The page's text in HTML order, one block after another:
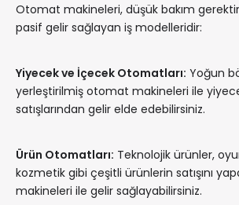
Otomat makineleri, düşük bakım
pasif gelir sağlayan iş modelleridir:
Yiyecek ve İçecek Otomatları: Yoğun
yerleştirilmiş otomat makineleri ile
satışlarından gelir elde edebilirsiniz.
Ürün Otomatları: Teknolojik ürünler,
kozmetik gibi çeşitli ürünlerin satışını
makineleri ile gelir sağlayabilirsiniz.